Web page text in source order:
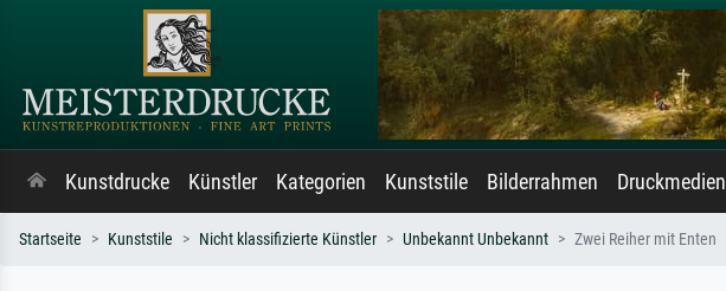
Kunstdrucke Künstler Kategorien Kunststile Bilderrahmen Druckmedien
Startseite Kunststile Nicht klassifizierte Künstler Unbekannt Unbekannt Zwei Reiher mit Enten